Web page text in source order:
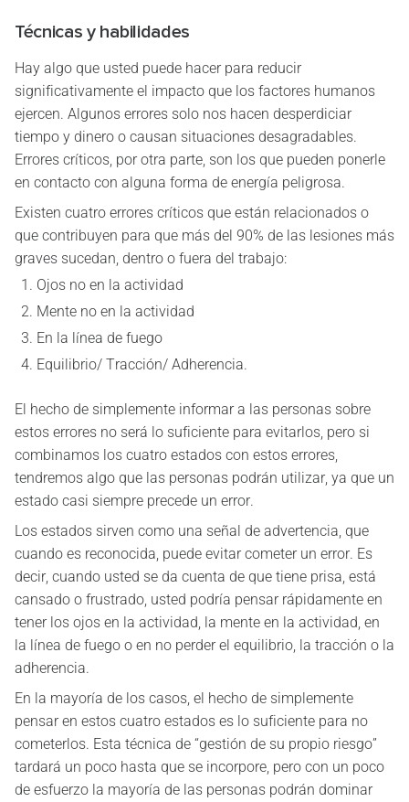
Técnicas y habilidades
Hay algo que usted puede hacer para reducir
significativamente el impacto que los factores humanos
ejercen. Algunos errores solo nos hacen desperdiciar
tiempo y dinero o causan situaciones desagradables.
Errores críticos, por otra parte, son los que pueden ponerle
en contacto con alguna forma de energía peligrosa.
Existen cuatro errores críticos que están relacionados o
que contribuyen para que más del 90% de las lesiones más
graves sucedan, dentro o fuera del trabajo:
Ojos no en la actividad
Mente no en la actividad
En la línea de fuego
Equilibrio/ Tracción/ Adherencia.
El hecho de simplemente informar a las personas sobre
estos errores no será lo suficiente para evitarlos, pero si
combinamos los cuatro estados con estos errores,
tendremos algo que las personas podrán utilizar, ya que un
estado casi siempre precede un error.
Los estados sirven como una señal de advertencia, que
cuando es reconocida, puede evitar cometer un error. Es
decir, cuando usted se da cuenta de que tiene prisa, está
cansado o frustrado, usted podría pensar rápidamente en
tener los ojos en la actividad, la mente en la actividad, en
la línea de fuego o en no perder el equilibrio, la tracción o la
adherencia.
En la mayoría de los casos, el hecho de simplemente
pensar en estos cuatro estados es lo suficiente para no
cometerlos. Esta técnica de “gestión de su propio riesgo”
tardará un poco hasta que se incorpore, pero con un poco
de esfuerzo la mayoría de las personas podrán dominar